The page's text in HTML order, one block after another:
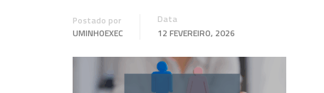
Postado por
UMINHOEXEC
Data
12 FEVEREIRO, 2026